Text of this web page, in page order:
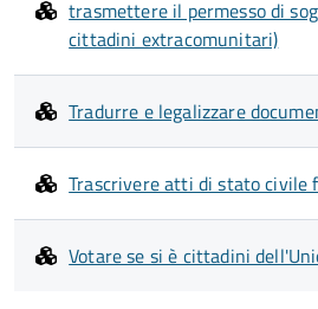
trasmettere il permesso di
cittadini extracomunitari)
Tradurre e legalizzare
Trascrivere atti di stato civile
Votare se si è cittadini